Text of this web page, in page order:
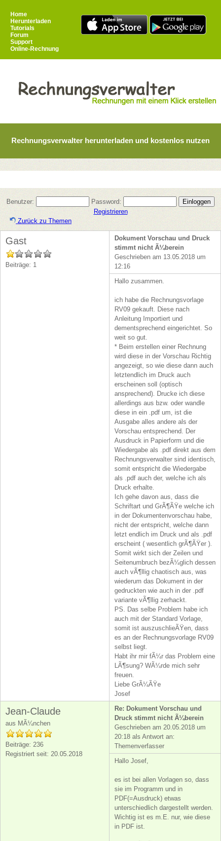
Home
Herunterladen
Tutorials
Forum
Support
Online-Rechnung
Rechnungsverwalter herunterladen und kostenlos nutzen
Benutzer:
Password:
Registrieren
Zurück zu Themen
Gast
Beiträge: 1
Dokument Vorschau und Druck
stimmt nicht Ã¼berein
Geschrieben am 13.05.2018 um
12:16
Hallo zusammen.
ich habe die Rechnungsvorlage
RV09 gekauft. Diese nach
Anleitung Importiert und
dementsprechend eingerichtet. So
weit so gut.
* Beim erstellen einer Rechnung
wird diese in der Vorschau Richtig
angezeigt, so wie diese dann auch
letztendlich im Druck auch
erscheinen soll (optisch
ansprechend). Drucke ich diese
allerdings aus bzw. oder wandle
diese in ein .pdf um, ist die
Ausgabe alles andere als der
Vorschau entsprechend. Der
Ausdruck in Papierform und die
Wiedergabe als .pdf direkt aus dem
Rechnungsverwalter sind identisch,
somit entspricht die Wiedergabe
als .pdf auch der, welche ich als
Druck erhalte.
Ich gehe davon aus, dass die
Schriftart und GrÃ¶ÃŸe welche ich
in der Dokumentenvorschau habe,
nicht der entspricht, welche dann
letzt endlich im Druck und als .pdf
erscheint ( wesentlich grÃ¶ÃŸer ).
Somit wirkt sich der Zeilen und
Seitenumbruch bezÃ¼glich dessen
auch vÃ¶llig chaotisch aus, was
wiederum das Dokument in der
gedruckten wie auch in der .pdf
variante vÃ¶llig zerhackt.
PS. Das selbe Problem habe ich
auch mit der Standard Vorlage,
somit ist auszuschlieÃŸen, dass
es an der Rechnungsvorlage RV09
selbst liegt.
Habt ihr mir fÃ¼r das Problem eine
LÃ¶sung? WÃ¼rde mich sehr
freuen.
Liebe GrÃ¼ÃŸe
Josef
Jean-Claude
aus MÃ¼nchen
Beiträge: 236
Registriert seit: 20.05.2018
Re: Dokument Vorschau und
Druck stimmt nicht Ã¼berein
Geschrieben am 20.05.2018 um
20:18 als Antwort an:
Themenverfasser
Hallo Josef,
es ist bei allen Vorlagen so, dass
sie im Programm und in
PDF(=Ausdruck) etwas
unterschiedlich dargestellt werden.
Wichtig ist es m.E. nur, wie diese
in PDF ist.